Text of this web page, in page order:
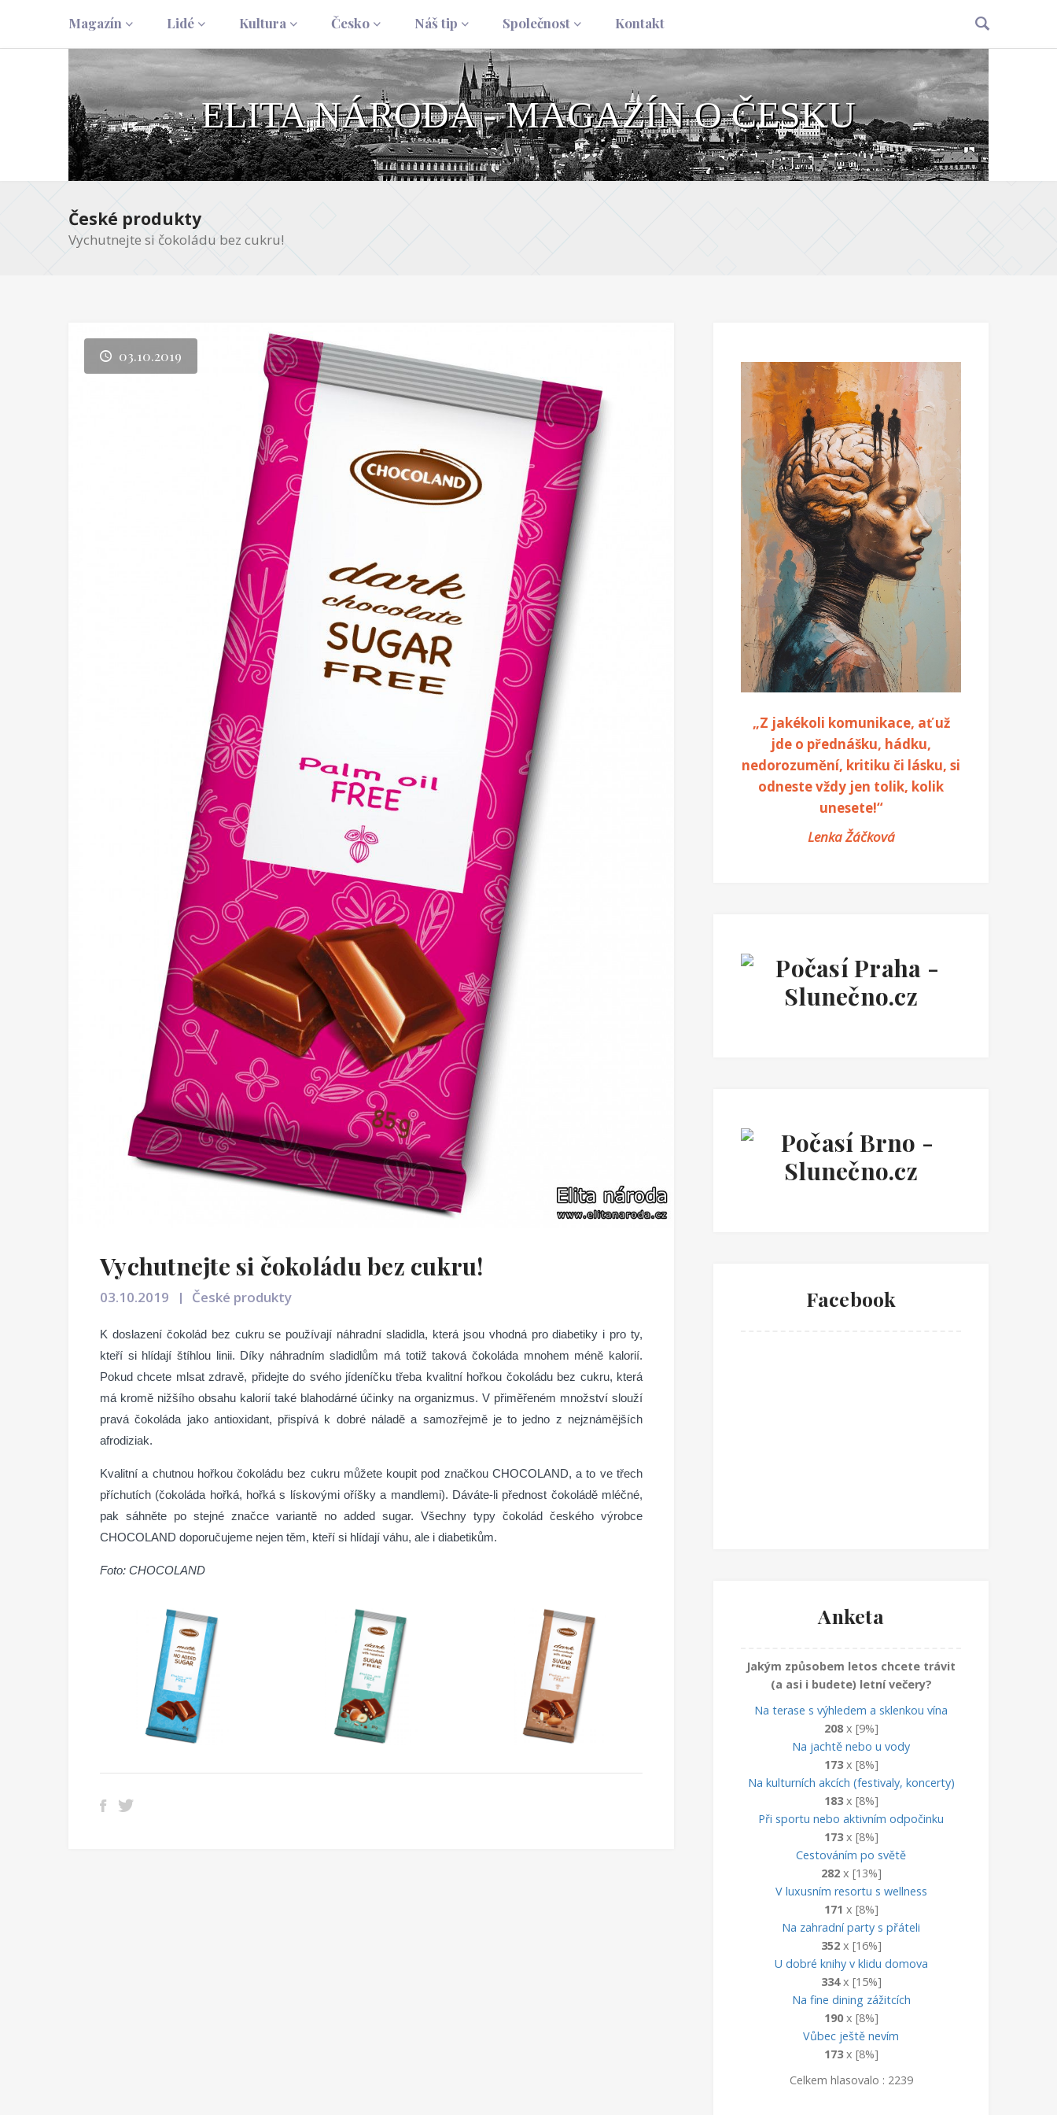
Magazín Lidé Kultura Česko Náš tip Společnost Kontakt
ELITA NÁRODA - MAGAZÍN O ČESKU
České produkty
Vychutnejte si čokoládu bez cukru!
03.10.2019
Vychutnejte si čokoládu bez cukru!
03.10.2019 České produkty
K doslazení čokolád bez cukru se používají náhradní sladidla, která jsou vhodná pro diabetiky i pro ty,
kteří si hlídají štíhlou linii. Díky náhradním sladidlům má totiž taková čokoláda mnohem méně kalorií.
Pokud chcete mlsat zdravě, přidejte do svého jídeníčku třeba kvalitní hořkou čokoládu bez cukru, která
má kromě nižšího obsahu kalorií také blahodárné účinky na organizmus. V přiměřeném množství slouží
pravá čokoláda jako antioxidant, přispívá k dobré náladě a samozřejmě je to jedno z nejznámějších
afrodiziak.
Kvalitní a chutnou hořkou čokoládu bez cukru můžete koupit pod značkou CHOCOLAND, a to ve třech
příchutích (čokoláda hořká, hořká s lískovými oříšky a mandlemi). Dáváte-li přednost čokoládě mléčné,
pak sáhněte po stejné značce variantě no added sugar. Všechny typy čokolád českého výrobce
CHOCOLAND doporučujeme nejen těm, kteří si hlídají váhu, ale i diabetikům.
Foto: CHOCOLAND
„Z jakékoli komunikace, ať už
jde o přednášku, hádku,
nedorozumění, kritiku či lásku, si
odneste vždy jen tolik, kolik
unesete!“
Lenka Žáčková
Facebook
Anketa
Jakým způsobem letos chcete trávit
(a asi i budete) letní večery?
Na terase s výhledem a sklenkou vína
208x [9%]
Na jachtě nebo u vody
173x [8%]
Na kulturních akcích (festivaly, koncerty)
183x [8%]
Při sportu nebo aktivním odpočinku
173x [8%]
Cestováním po světě
282x [13%]
V luxusním resortu s wellness
171 x [8%]
Na zahradní party s přáteli
352x [16%]
U dobré knihy v klidu domova
334x [15%]
Na fine dining zážitcích
190x [8%]
Vůbec ještě nevím
173x [8%]
Celkem hlasovalo : 2239